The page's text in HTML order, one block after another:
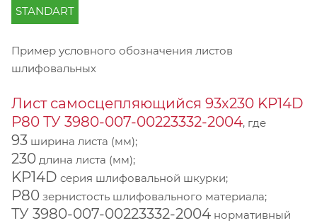
STANDART
Пример условного обозначения листов
шлифовальных
Лист самосцепляющийся 93х230 KP14D
Р80 ТУ 3980-007-00223332-2004, где
93 ширина листа (мм);
230 длина листа (мм);
KP14D серия шлифовальной шкурки;
Р80 зернистость шлифовального материала;
ТУ 3980-007-00223332-2004 нормативный